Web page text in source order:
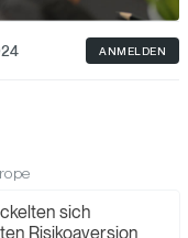
ANMELDEN
sich
Risikoaversion